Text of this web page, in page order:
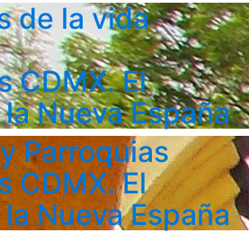
de la vida
CDMX. El
Nueva España
Parroquias
CDMX. El
Nueva España